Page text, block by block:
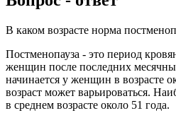
В каком возрасте норма
Постменопауза - это период
женщин после последних
начинается у женщин в возрасте
возраст может варьироваться.
в среднем возрасте около 51 года.